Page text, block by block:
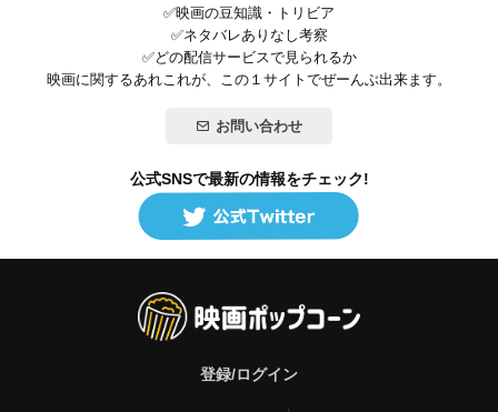
✅映画の豆知識・トリビア
✅ネタバレありなし考察
✅どの配信サービスで見られるか
映画に関するあれこれが、この１サイトでぜーんぶ出来ます。
お問い合わせ
公式SNSで最新の情報をチェック!
登録/ログイン